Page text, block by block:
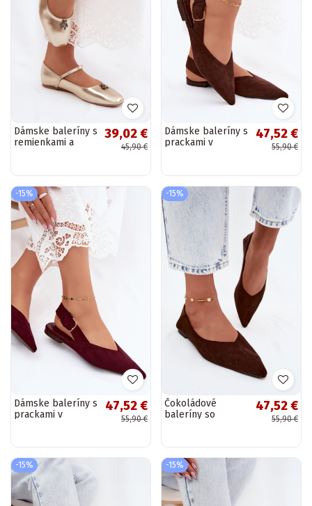
Dámske baleríny s
remienkami a
39,02 €
45,90 €
Dámske baleríny s
prackami v
47,52 €
55,90 €
-15%
Dámske baleríny s
prackami v
47,52 €
55,90 €
-15%
Čokoládové
baleríny so
47,52 €
55,90 €
-15% -15%